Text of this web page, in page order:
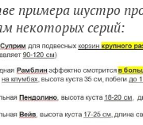
примера шустро
некоторых серий: